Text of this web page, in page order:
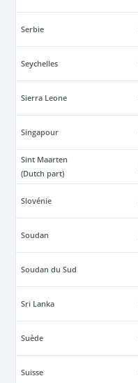
Serbie
Seychelles
Sierra Leone
Singapour
Sint Maarten
(Dutch part)
Slovénie
Soudan
Soudan du Sud
Sri Lanka
Suède
Suisse